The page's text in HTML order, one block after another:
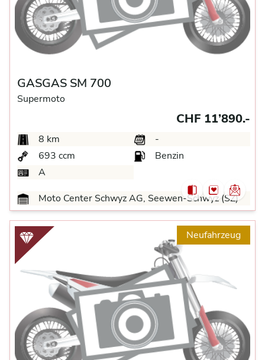
GASGAS SM 700
Supermoto
CHF 11’890.-
8 km
-
693 ccm
Benzin
A
Moto Center Schwyz AG, Seewen-Schwyz (SZ)
Neufahrzeug